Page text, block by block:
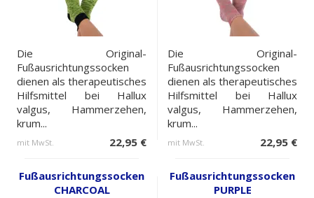
Die Original-
Fußausrichtungssocken
dienen als therapeutisches
Hilfsmittel bei Hallux
valgus, Hammerzehen,
krum...
mit MwSt. 22,95 €
Die Original-
Fußausrichtungssocken
dienen als therapeutisches
Hilfsmittel bei Hallux
valgus, Hammerzehen,
krum...
mit MwSt. 22,95 €
Fußausrichtungssocken
CHARCOAL
Fußausrichtungssocken
PURPLE